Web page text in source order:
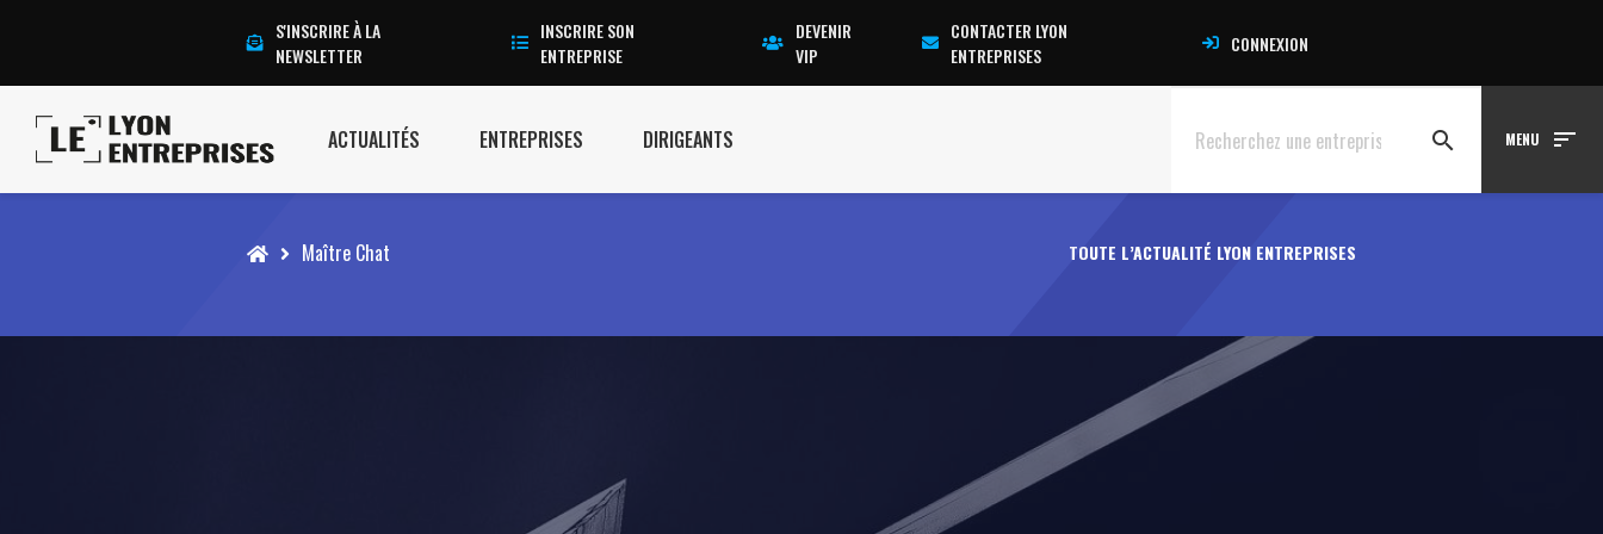
S'INSCRIRE À LA
NEWSLETTER
INSCRIRE SON
ENTREPRISE
DEVENIR
VIP
CONTACTER LYON
ENTREPRISES
CONNEXION
ACTUALITÉS ENTREPRISES DIRIGEANTS search MENU sort
Accueil Maître Chat TOUTE L’ACTUALITÉ LYON ENTREPRISES